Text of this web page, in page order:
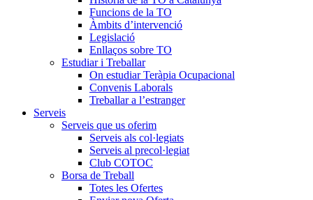
Funcions de la TO
Àmbits d’intervenció
Legislació
Enllaços sobre TO
Estudiar i Treballar
On estudiar Teràpia Ocupacional
Convenis Laborals
Treballar a l’estranger
Serveis
Serveis que us oferim
Serveis als col·legiats
Serveis al precol·legiat
Club COTOC
Borsa de Treball
Totes les Ofertes